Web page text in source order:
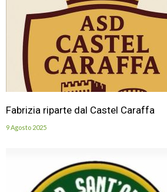
Fabrizia riparte dal Castel Caraffa
9 Agosto 2025